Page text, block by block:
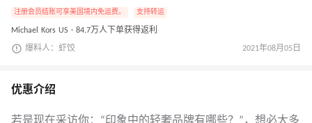
注册会员结账可享美国境内免运费。 支持转运
Michael Kors US · 84.7万人下单获得返利
爆料人：虾饺 2021年08月05日
优惠介绍